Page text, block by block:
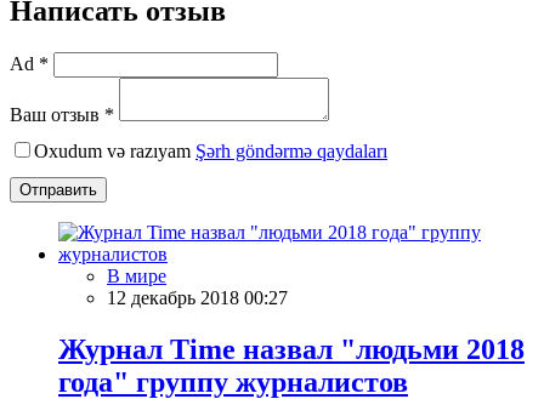
Написать отзыв
Ad *
Ваш отзыв *
Oxudum və razıyam Şərh göndərmə qaydaları
Отправить
В мире
12 декабрь 2018 00:27
Журнал Time назвал "людьми 2018
года" группу журналистов